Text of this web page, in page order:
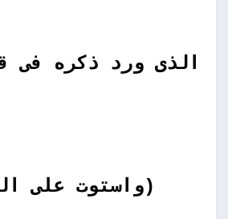
الذى ورد ذكره فى
(واستوت على